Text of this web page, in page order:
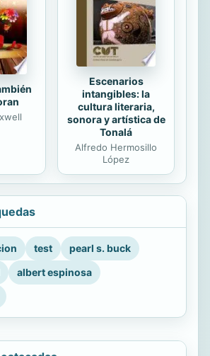
Escenarios
intangibles: la
cultura literaria,
sonora y artística de
Tonalá
Alfredo Hermosillo
López
test
pearl s. buck
albert espinosa